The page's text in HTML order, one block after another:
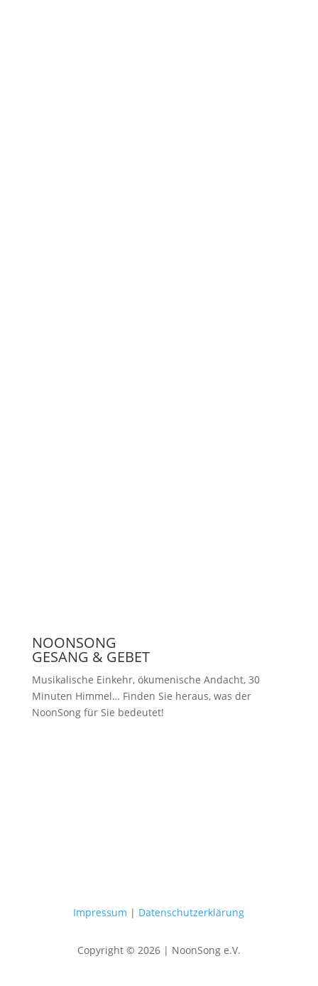
NOONSONG
GESANG & GEBET
Musikalische Einkehr, ökumenische Andacht, 30
Minuten Himmel… Finden Sie heraus, was der
NoonSong für Sie bedeutet!
Impressum | Datenschutzerklärung
Copyright © 2026 | NoonSong e.V.